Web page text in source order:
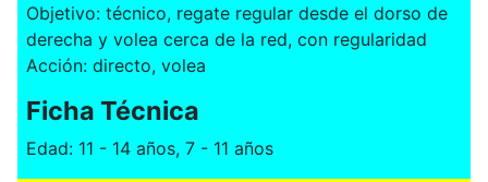
Objetivo: técnico, regate regular desde el dorso de
derecha y volea cerca de la red, con regularidad
Acción: directo, volea
Ficha Técnica
Edad: 11 - 14 años, 7 - 11 años